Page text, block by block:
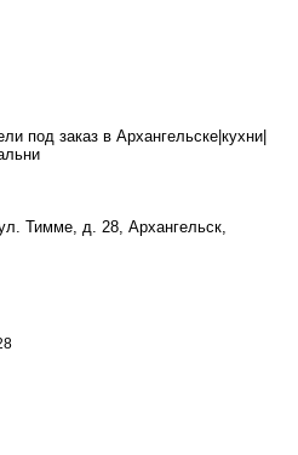
под заказ в Архангельске|кухни|
Тимме, д. 28, Архангельск,